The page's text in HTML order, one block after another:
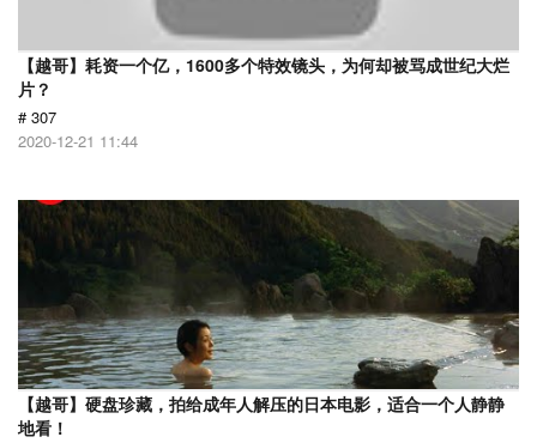
【越哥】耗资一个亿，1600多个特效镜头，为何却被骂成世纪大烂
片？
# 307
2020-12-21 11:44
【越哥】硬盘珍藏，拍给成年人解压的日本电影，适合一个人静静
地看！